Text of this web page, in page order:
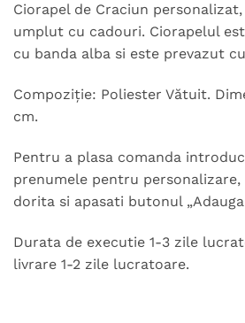
Ciorapel de Craciun
umplut cu cadouri. Ciorapelul
cu banda alba si este prevazut
Compoziție: Poliester Vătuit.
cm.
Pentru a plasa comanda
prenumele pentru
dorita si apasati butonul „Adauga
Durata de executie 1-3 zile
livrare 1-2 zile lucratoare.